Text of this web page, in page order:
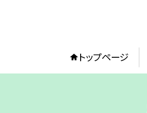
トップページ